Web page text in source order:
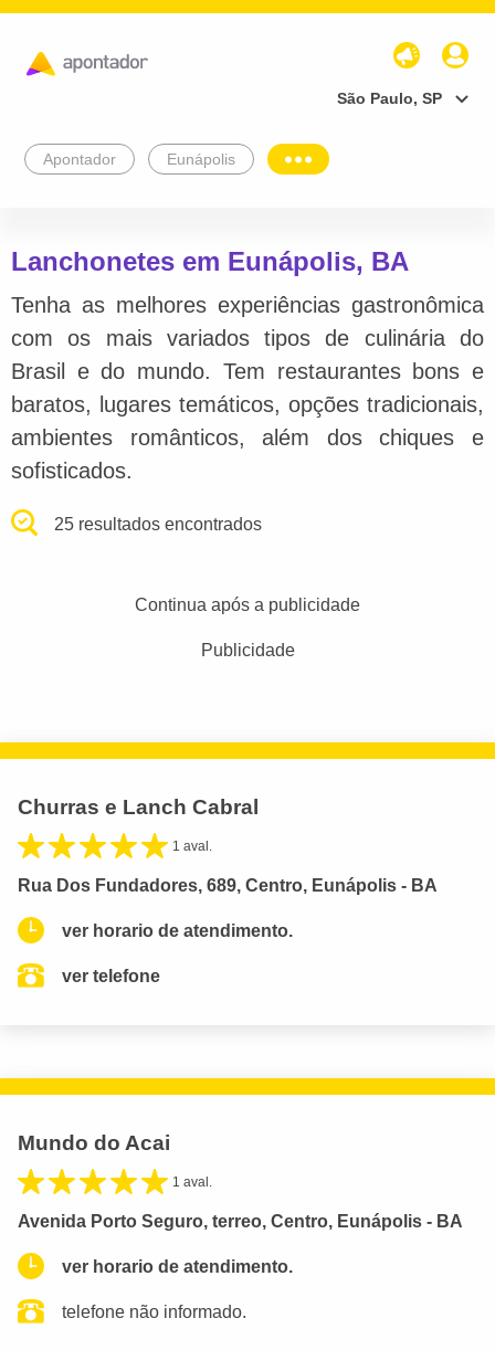
São Paulo, SP
Apontador Eunápolis
Lanchonetes em Eunápolis, BA
Tenha as melhores experiências gastronômica
com os mais variados tipos de culinária do
Brasil e do mundo. Tem restaurantes bons e
baratos, lugares temáticos, opções tradicionais,
ambientes românticos, além dos chiques e
sofisticados.
25 resultados encontrados
Continua após a publicidade
Publicidade
Churras e Lanch Cabral
1 aval.
Rua Dos Fundadores, 689, Centro, Eunápolis - BA
ver horario de atendimento.
ver telefone
Mundo do Acai
1 aval.
Avenida Porto Seguro, terreo, Centro, Eunápolis - BA
ver horario de atendimento.
telefone não informado.